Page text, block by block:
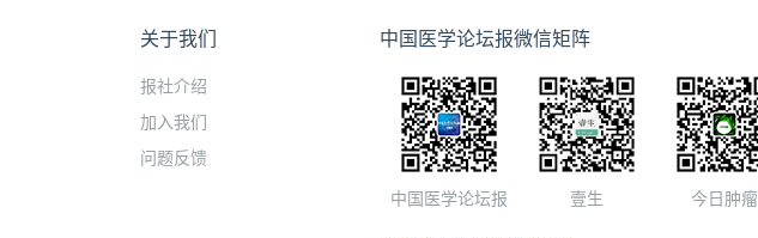
关于我们
报社介绍
加入我们
问题反馈
中国医学论坛报微信矩阵
中国医学论坛报 壹生 今日肿瘤